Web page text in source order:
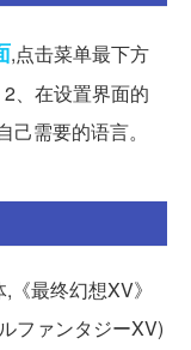
,点击菜单最下方
、在设置界面的
需要的语言。
最终幻想XV》
ファンタジーXV)